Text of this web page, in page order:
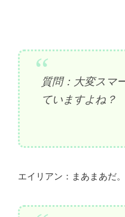
質問：大変スマ
ていますよね？
エイリアン：まあまあだ。